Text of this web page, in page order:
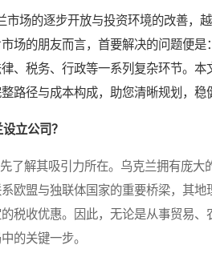
场的逐步开放与投资环境的改善，
场的朋友而言，首要解决的问题便是：
、税务、行政等一系列复杂环节。
路径与成本构成，助您清晰规划，稳
立公司？
解其吸引力所在。乌克兰拥有庞大
欧盟与独联体国家的重要桥梁，其
税收优惠。因此，无论是从事贸易
的关键一步。